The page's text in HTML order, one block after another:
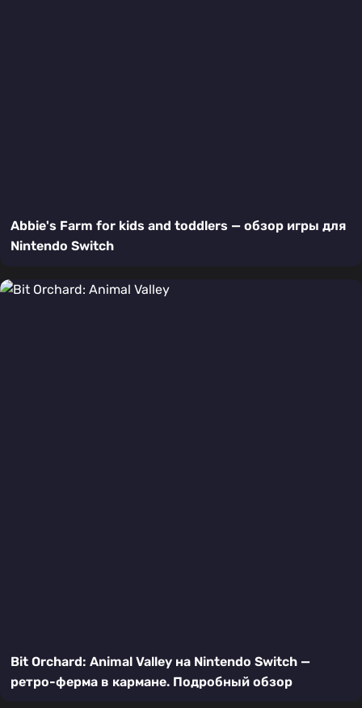
Abbie's Farm for kids and toddlers — обзор игры для
Nintendo Switch
Bit Orchard: Animal Valley на Nintendo Switch —
ретро-ферма в кармане. Подробный обзор